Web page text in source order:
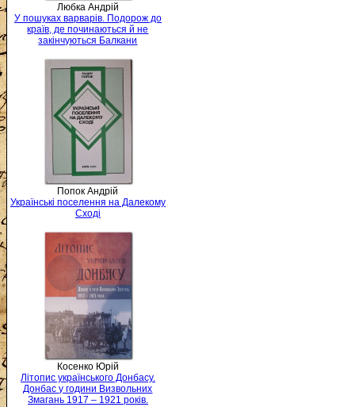
Любка Андрій
У пошуках варварів. Подорож до
країв, де починаються й не
закінчуються Балкани
Попок Андрій
Українські поселення на Далекому
Сході
Косенко Юрій
Літопис українського Донбасу.
Донбас у години Визвольних
Змагань 1917 – 1921 років.